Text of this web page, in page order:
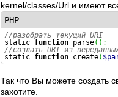
kernel/classes/Url и имеют
PHP
//разобрать текущий URI
static function parse( ) ;
//создать URI из
static function create(
Так что Вы можете создать
захотите.